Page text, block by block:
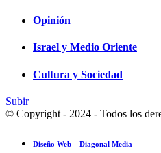
Opinión
Israel y Medio Oriente
Cultura y Sociedad
Subir
© Copyright - 2024 - Todos los
Diseño Web – Diagonal Media